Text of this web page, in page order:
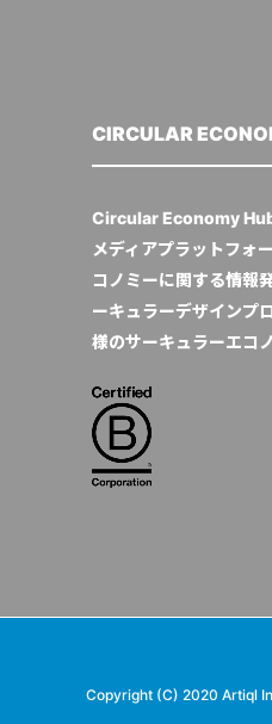
CIRCULAR
Circular Economy Hub
メディアプラットフォ
コノミーに関する情報
ーキュラーデザインプ
様のサーキュラーエコ
Copyright (C) 2020 Artiql